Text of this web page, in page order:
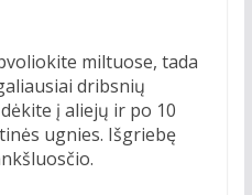
miltuose, tada
dribsnių
į aliejų ir po 10
ugnies. Išgriebę